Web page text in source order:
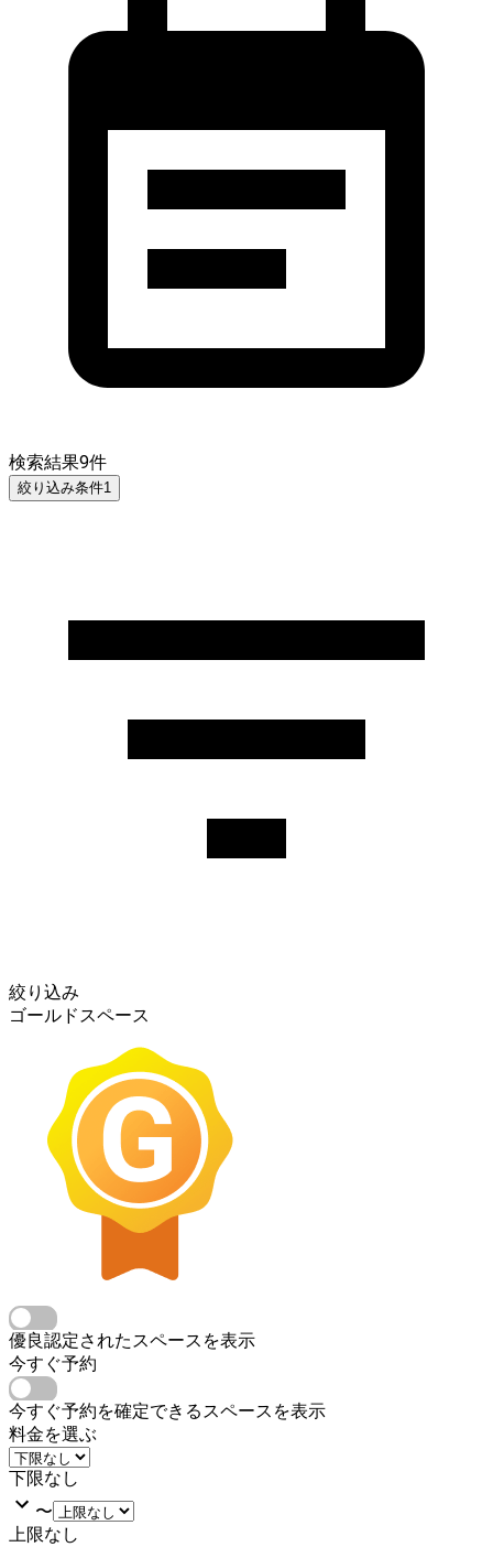
検索結果9件
絞り込み条件1
絞り込み
ゴールドスペース
優良認定されたスペースを表示
今すぐ予約
今すぐ予約を確定できるスペースを表示
料金を選ぶ
下限なし
〜
上限なし